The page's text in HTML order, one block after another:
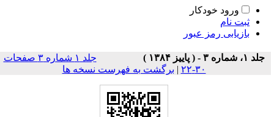
ورود خودکار
ثبت نام
بازیابی رمز عبور
جلد ۱، شماره ۳ - ( پاييز ۱۳۸۴ )
جلد ۱ شماره ۳ صفحات
۳۰-۲۲
| برگشت به فهرست نسخه ها